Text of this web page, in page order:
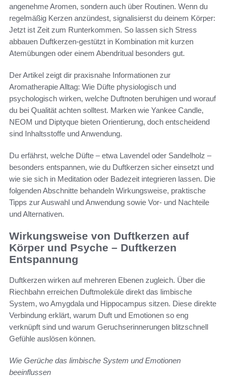
angenehme Aromen, sondern auch über Routinen. Wenn du
regelmäßig Kerzen anzündest, signalisierst du deinem Körper:
Jetzt ist Zeit zum Runterkommen. So lassen sich Stress
abbauen Duftkerzen-gestützt in Kombination mit kurzen
Atemübungen oder einem Abendritual besonders gut.
Der Artikel zeigt dir praxisnahe Informationen zur
Aromatherapie Alltag: Wie Düfte physiologisch und
psychologisch wirken, welche Duftnoten beruhigen und worauf
du bei Qualität achten solltest. Marken wie Yankee Candle,
NEOM und Diptyque bieten Orientierung, doch entscheidend
sind Inhaltsstoffe und Anwendung.
Du erfährst, welche Düfte – etwa Lavendel oder Sandelholz –
besonders entspannen, wie du Duftkerzen sicher einsetzt und
wie sie sich in Meditation oder Badezeit integrieren lassen. Die
folgenden Abschnitte behandeln Wirkungsweise, praktische
Tipps zur Auswahl und Anwendung sowie Vor- und Nachteile
und Alternativen.
Wirkungsweise von Duftkerzen auf
Körper und Psyche – Duftkerzen
Entspannung
Duftkerzen wirken auf mehreren Ebenen zugleich. Über die
Riechbahn erreichen Duftmoleküle direkt das limbische
System, wo Amygdala und Hippocampus sitzen. Diese direkte
Verbindung erklärt, warum Duft und Emotionen so eng
verknüpft sind und warum Geruchserinnerungen blitzschnell
Gefühle auslösen können.
Wie Gerüche das limbische System und Emotionen
beeinflussen